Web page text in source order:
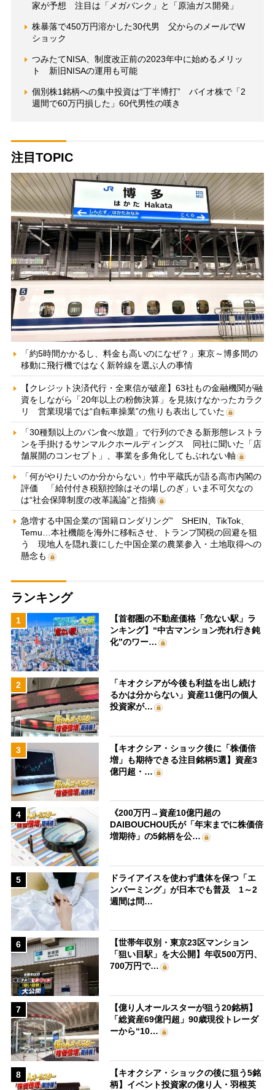
家が予想 注目は「メガバンク」と「原油ガス開発」
株暴落で450万円溶かした30代男 父からのメールでW
ショック
つみたてNISA、制度改正前の2023年中に始めるメリッ
ト 新旧NISAの運用も可能
個別株1銘柄への集中投資は“丁半博打” バイオ株で「2
週間で60万円損した」60代男性の嘆き
注目TOPIC
「約5時間かかるし、料金も高いのになぜ？」東京～博多間の
移動に飛行機ではなく新幹線を選ぶ人の事情
【クレジット決済代行・全東信が破産】63社もの金融機関が融
資をしながら「20年以上の粉飾決算」を見抜けなかったカラク
リ 営業現場では“自転車操業”の焦りも表出していた
「30種類以上のパン食べ放題」で行列のできる新形態レストラ
ンを手掛けるサンマルクホールディングス 同社に聞いた「店
舗展開のコンセプト」、事業を多角化してもぶれない軸
「何がやりたいのか分からない」竹中平蔵氏が語る高市内閣の
評価 「給付付き税額控除はその場しのぎ」いま不可欠なの
は“社会保障制度の改革議論”と指摘
急増する中国企業の“国籍ロンダリング” SHEIN、TikTok、
Temu…本社機能を海外に移転させ、トランプ関税の回避を狙
う 現地人を隠れ蓑にした中国企業の農業参入・土地取得への
懸念も
ランキング
1
【首都圏の不動産価格「危ない駅」ラ
ンキング】“中古マンション売れ行き鈍
化”のワー…
2
「キオクシアが今後も利益を出し続け
るかは分からない」資産11億円の個人
投資家が…
3
【キオクシア・ショック後に「株価倍
増」も期待できる注目銘柄5選】資産3
億円超・…
4
《200万円→資産10億円超の
DAIBOUCHOU氏が「年末までに株価倍
増期待」の5銘柄を公…
5
ドライアイスを使わず遺体を保つ「エ
ンバーミング」が日本でも普及 1～2
週間は問…
6
【世帯年収別・東京23区マンション
「狙い目駅」を大公開】年収500万円、
700万円で…
7
【億り人オールスターが狙う20銘柄】
「総資産69億円超」90歳現役トレーダ
ーから“10…
8
【キオクシア・ショックの後に狙う5銘
柄】イベント投資家の億り人・羽根英